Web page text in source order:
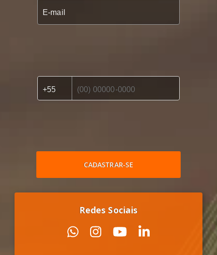
CADASTRAR-SE
Redes Sociais